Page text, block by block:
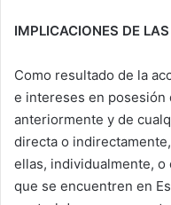
IMPLICACIONES DE
Como resultado de la
e intereses en posesión
anteriormente y de
directa o
ellas, individualmente, o
que se encuentren en